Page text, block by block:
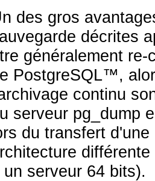
des gros
décrites
généralement
PostgreSQL™,
continu
serveur pg_dump
du transfert
un serveur 64 bits).